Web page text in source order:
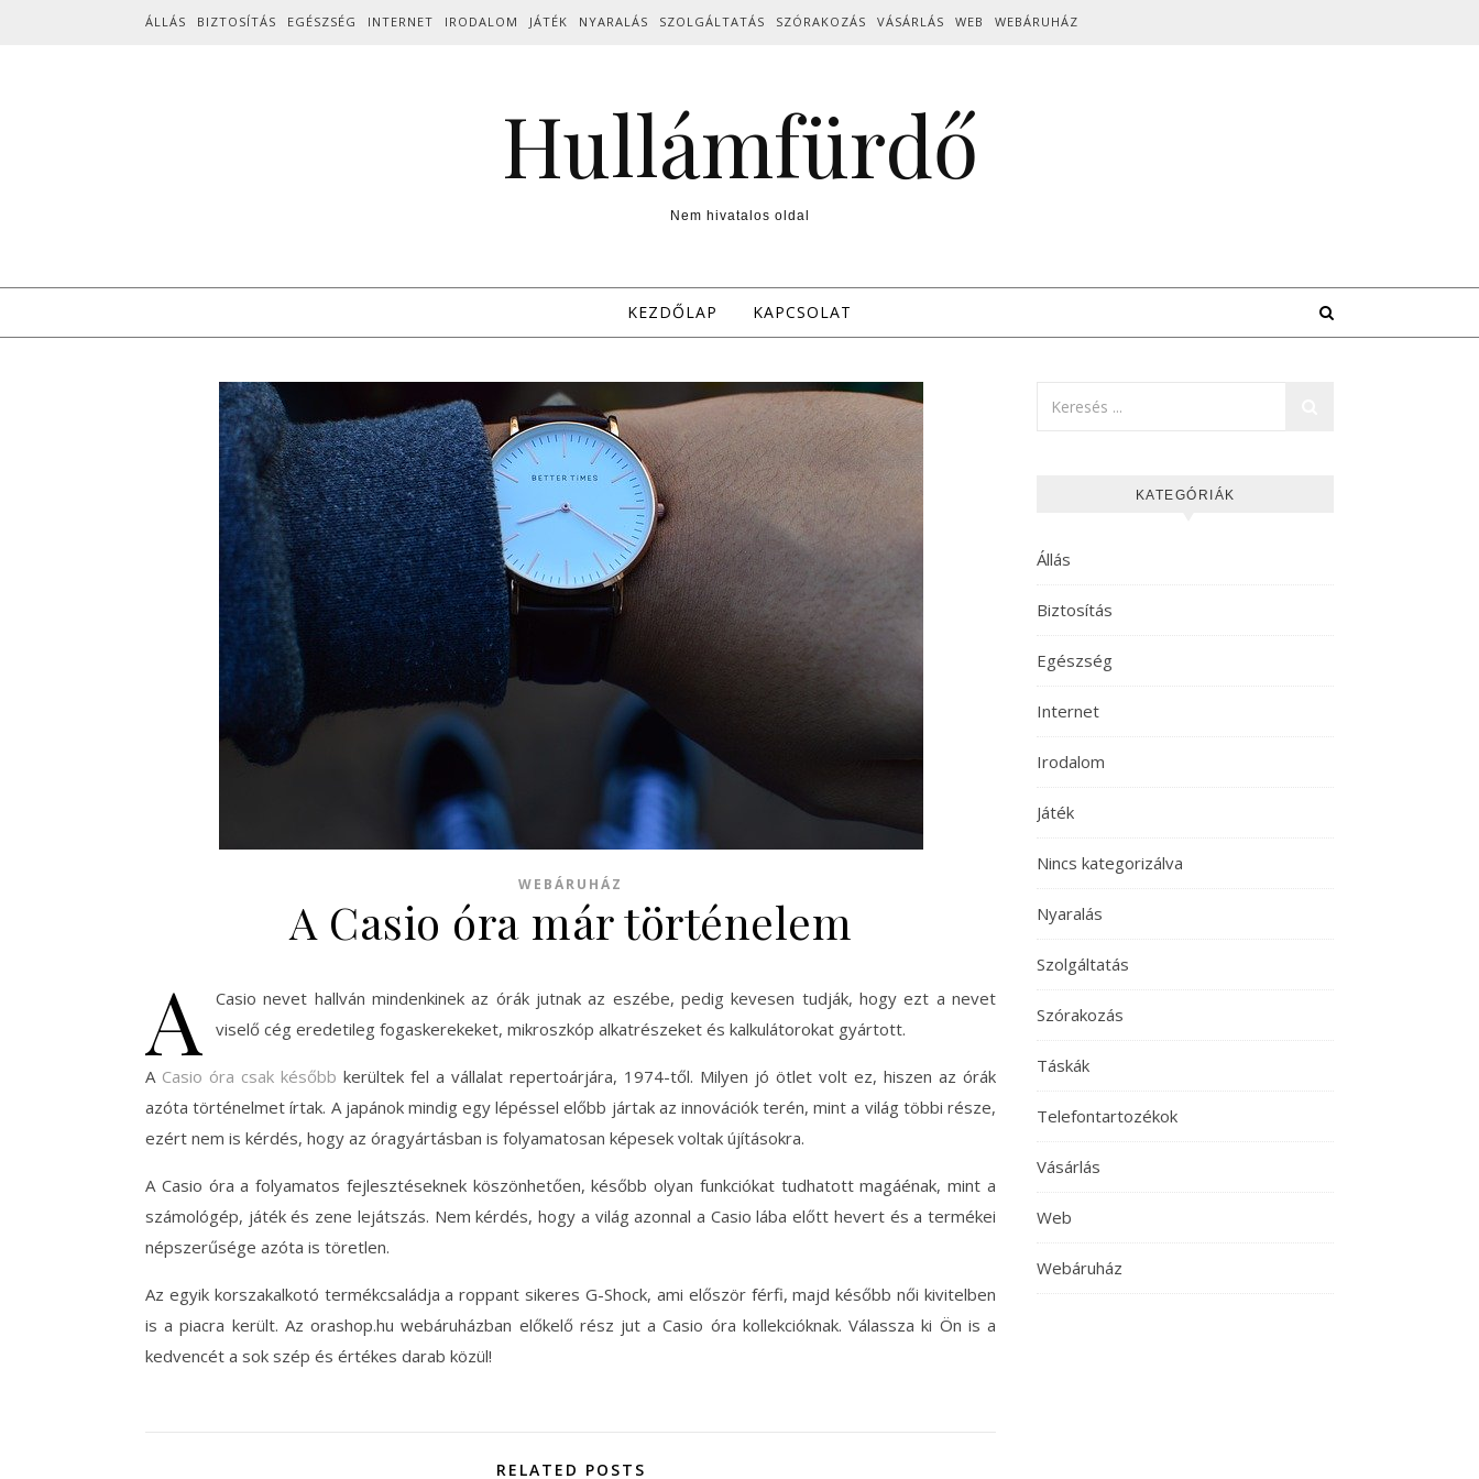
ÁLLÁS BIZTOSÍTÁS EGÉSZSÉG INTERNET IRODALOM JÁTÉK NYARALÁS SZOLGÁLTATÁS SZÓRAKOZÁS VÁSÁRLÁS WEB WEBÁRUHÁZ
Hullámfürdő
Nem hivatalos oldal
KEZDŐLAP KAPCSOLAT
WEBÁRUHÁZ
A Casio óra már történelem
A
Casio nevet hallván mindenkinek az órák jutnak az eszébe, pedig kevesen tudják, hogy ezt a nevet
viselő cég eredetileg fogaskerekeket, mikroszkóp alkatrészeket és kalkulátorokat gyártott.
A Casio óra csak később kerültek fel a vállalat repertoárjára, 1974-től. Milyen jó ötlet volt ez, hiszen az órák
azóta történelmet írtak. A japánok mindig egy lépéssel előbb jártak az innovációk terén, mint a világ többi része,
ezért nem is kérdés, hogy az óragyártásban is folyamatosan képesek voltak újításokra.
A Casio óra a folyamatos fejlesztéseknek köszönhetően, később olyan funkciókat tudhatott magáénak, mint a
számológép, játék és zene lejátszás. Nem kérdés, hogy a világ azonnal a Casio lába előtt hevert és a termékei
népszerűsége azóta is töretlen.
Az egyik korszakalkotó termékcsaládja a roppant sikeres G-Shock, ami először férfi, majd később női kivitelben
is a piacra került. Az orashop.hu webáruházban előkelő rész jut a Casio óra kollekcióknak. Válassza ki Ön is a
kedvencét a sok szép és értékes darab közül!
RELATED POSTS
KATEGÓRIÁK
Állás
Biztosítás
Egészség
Internet
Irodalom
Játék
Nincs kategorizálva
Nyaralás
Szolgáltatás
Szórakozás
Táskák
Telefontartozékok
Vásárlás
Web
Webáruház